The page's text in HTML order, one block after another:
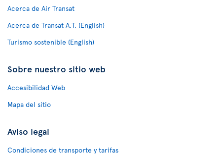
Acerca de Air Transat
Acerca de Transat A.T. (English)
Turismo sostenible (English)
Sobre nuestro sitio web
Accesibilidad Web
Mapa del sitio
Aviso legal
Condiciones de transporte y tarifas